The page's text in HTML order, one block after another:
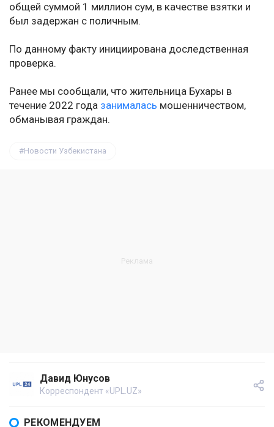
общей суммой 1 миллион сум, в качестве взятки и
был задержан с поличным.
По данному факту инициирована доследственная
проверка.
Ранее мы сообщали, что жительница Бухары в
течение 2022 года занималась мошенничеством,
обманывая граждан.
Новости Узбекистана
Давид Юнусов
Корреспондент «UPL.UZ»
РЕКОМЕНДУЕМ